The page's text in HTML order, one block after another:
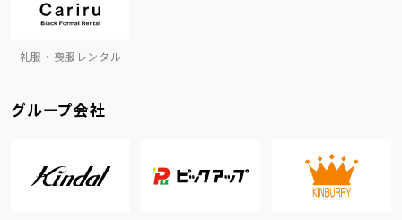
礼服・喪服レンタル
グループ会社